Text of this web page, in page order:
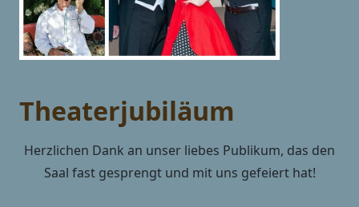
Theaterjubiläum
Herzlichen Dank an unser liebes Publikum, das den
Saal fast gesprengt und mit uns gefeiert hat!